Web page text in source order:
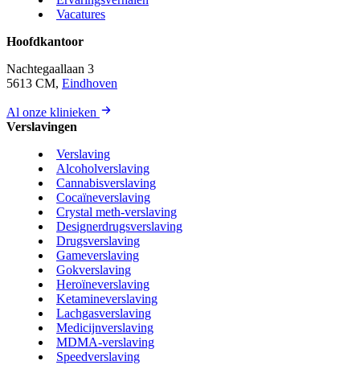
Vacatures
Hoofdkantoor
Nachtegaallaan 3
5613 CM, Eindhoven
Al onze klinieken
Verslavingen
Verslaving
Alcoholverslaving
Cannabisverslaving
Cocaïneverslaving
Crystal meth-verslaving
Designerdrugsverslaving
Drugsverslaving
Gameverslaving
Gokverslaving
Heroïneverslaving
Ketamineverslaving
Lachgasverslaving
Medicijnverslaving
MDMA-verslaving
Speedverslaving